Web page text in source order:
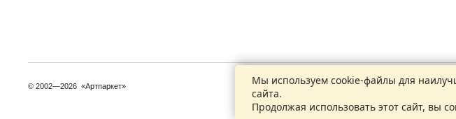
© 2002—2026 «Артпаркет»
+7 (391) 245-87-55
Контактные данные
Мы используем cookie-файлы для
сайта.
Продолжая использовать этот сайт, вы